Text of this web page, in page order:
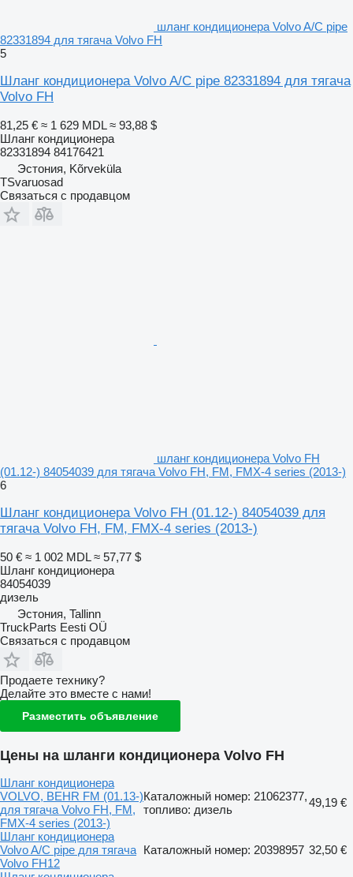
шланг кондиционера Volvo A/C pipe
82331894 для тягача Volvo FH
5
Шланг кондиционера Volvo A/C pipe 82331894 для тягача
Volvo FH
81,25 € ≈ 1 629 MDL ≈ 93,88 $
Шланг кондиционера
82331894 84176421
Эстония, Kõrveküla
TSvaruosad
Связаться с продавцом
шланг кондиционера Volvo FH
(01.12-) 84054039 для тягача Volvo FH, FM, FMX-4 series (2013-)
6
Шланг кондиционера Volvo FH (01.12-) 84054039 для
тягача Volvo FH, FM, FMX-4 series (2013-)
50 € ≈ 1 002 MDL ≈ 57,77 $
Шланг кондиционера
84054039
дизель
Эстония, Tallinn
TruckParts Eesti OÜ
Связаться с продавцом
Продаете технику?
Делайте это вместе с нами!
Разместить объявление
Цены на шланги кондиционера Volvo FH
Шланг кондиционера
VOLVO, BEHR FM (01.13-)
для тягача Volvo FH, FM,
FMX-4 series (2013-)
Каталожный номер: 21062377,
топливо: дизель
49,19 €
Шланг кондиционера
Volvo A/C pipe для тягача
Volvo FH12
Каталожный номер: 20398957 32,50 €